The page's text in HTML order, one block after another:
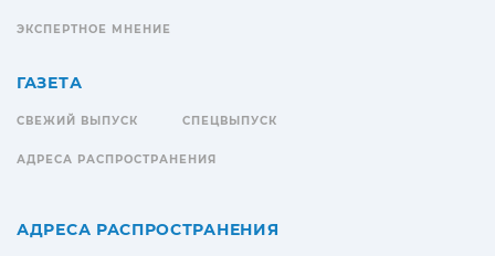
ЭКСПЕРТНОЕ МНЕНИЕ
ГАЗЕТА
СВЕЖИЙ ВЫПУСК СПЕЦВЫПУСК
АДРЕСА РАСПРОСТРАНЕНИЯ
АДРЕСА РАСПРОСТРАНЕНИЯ